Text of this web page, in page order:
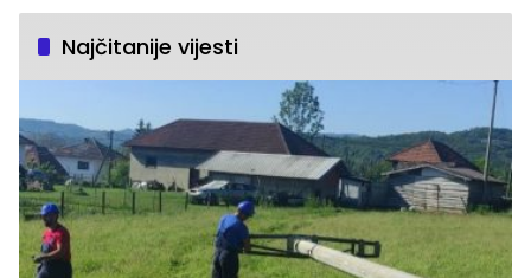
Najčitanije vijesti